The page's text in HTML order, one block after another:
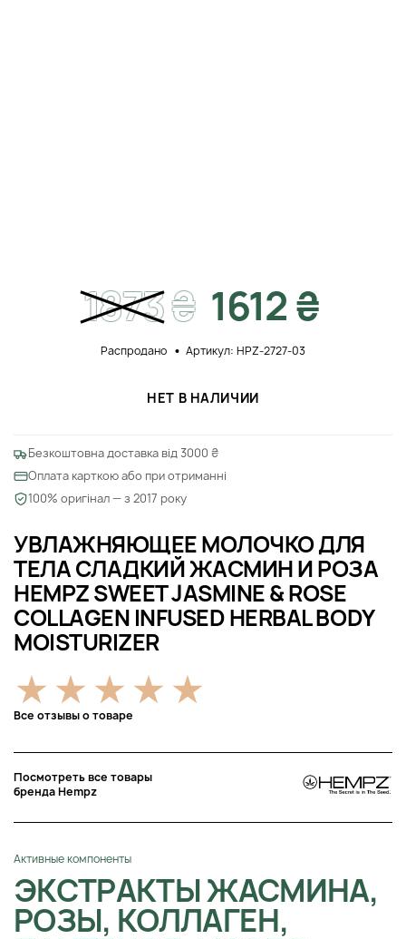
УВЛАЖНЯЮЩЕЕ МОЛОЧКО ДЛЯ
ТЕЛА СЛАДКИЙ ЖАСМИН И РОЗА
HEMPZ SWEET JASMINE & ROSE
COLLAGEN INFUSED HERBAL BODY
MOISTURIZER
Все отзывы о товаре
Посмотреть все товары
бренда Hempz
Активные компоненты
ЭКСТРАКТЫ ЖАСМИНА,
РОЗЫ, КОЛЛАГЕН,
1873₴ 1612 ₴
Распродано Артикул: HPZ-2727-03
НЕТ В НАЛИЧИИ
Безкоштовна доставка від 3000 ₴
Оплата карткою або при отриманні
100% оригінал — з 2017 року